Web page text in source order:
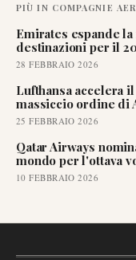
PIÙ IN COMPAGNIE
Emirates espande
destinazioni per il
28 FEBBRAIO 2026
Lufthansa accelera
massiccio ordine di
25 FEBBRAIO 2026
Qatar Airways
mondo per l'ottava
10 FEBBRAIO 2026